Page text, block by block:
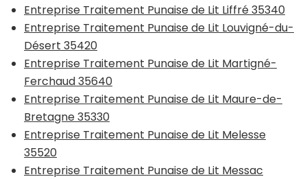
Entreprise Traitement Punaise de Lit Liffré 35340
Entreprise Traitement Punaise de Lit Louvigné-du-
Désert 35420
Entreprise Traitement Punaise de Lit Martigné-
Ferchaud 35640
Entreprise Traitement Punaise de Lit Maure-de-
Bretagne 35330
Entreprise Traitement Punaise de Lit Melesse
35520
Entreprise Traitement Punaise de Lit Messac